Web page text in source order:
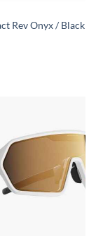
Rev Onyx / Black